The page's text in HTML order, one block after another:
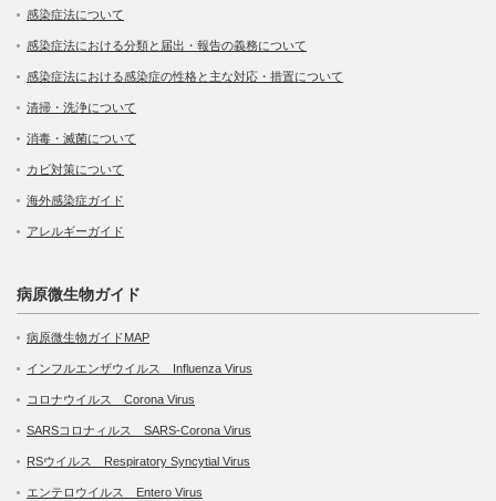
感染症法について
感染症法における分類と届出・報告の義務について
感染症法における感染症の性格と主な対応・措置について
清掃・洗浄について
消毒・滅菌について
カビ対策について
海外感染症ガイド
アレルギーガイド
病原微生物ガイド
病原微生物ガイドMAP
インフルエンザウイルス Influenza Virus
コロナウイルス Corona Virus
SARSコロナィルス SARS-Corona Virus
RSウイルス Respiratory Syncytial Virus
エンテロウイルス Entero Virus